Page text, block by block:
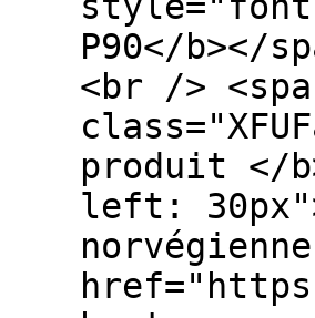
P90</b></
<br />
produit </
left: